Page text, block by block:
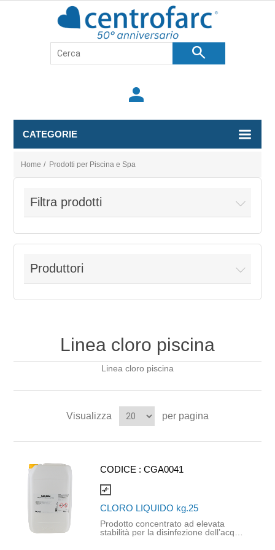
search
person
CATEGORIE
Home / Prodotti per Piscina e Spa
Filtra prodotti
Produttori
Linea cloro piscina
Linea cloro piscina
Visualizza per pagina
CODICE :CGA0041
compare_arrows
CLORO LIQUIDO kg.25
Prodotto concentrato ad elevata
stabilità per la disinfezione dell’acqua